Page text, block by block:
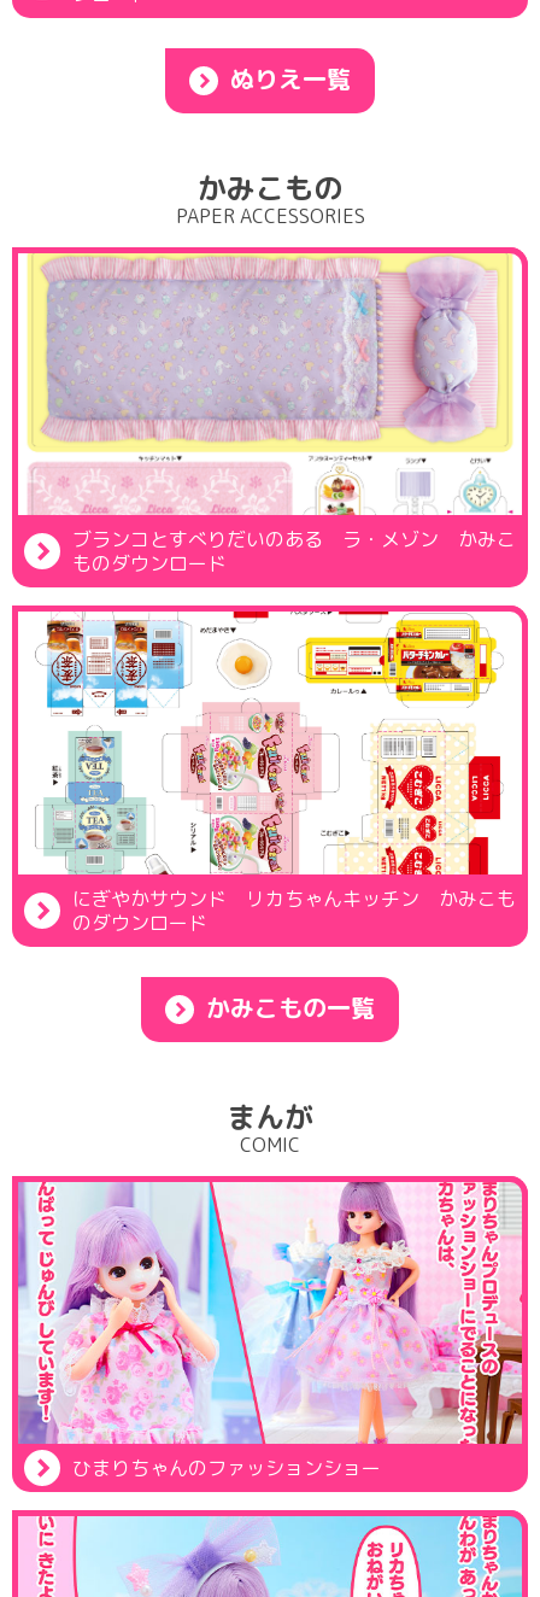
ぬりえ一覧
かみこもの
PAPER ACCESSORIES
ブランコとすべりだいのある ラ・メゾン かみこ
ものダウンロード
にぎやかサウンド リカちゃんキッチン かみこも
のダウンロード
かみこもの一覧
まんが
COMIC
ひまりちゃんのファッションショー